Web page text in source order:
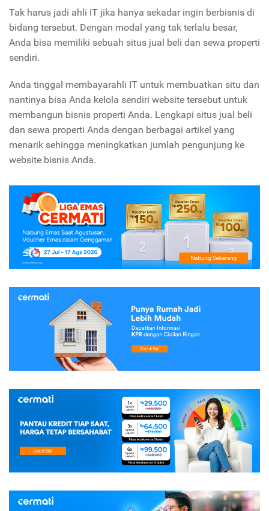
Tak harus jadi ahli IT jika hanya sekadar ingin berbisnis di
bidang tersebut. Dengan modal yang tak terlalu besar,
Anda bisa memiliki sebuah situs jual beli dan sewa properti
sendiri.
Anda tinggal membayarahli IT untuk membuatkan situ dan
nantinya bisa Anda kelola sendiri website tersebut untuk
membangun bisnis properti Anda. Lengkapi situs jual beli
dan sewa properti Anda dengan berbagai artikel yang
menarik sehingga meningkatkan jumlah pengunjung ke
website bisnis Anda.